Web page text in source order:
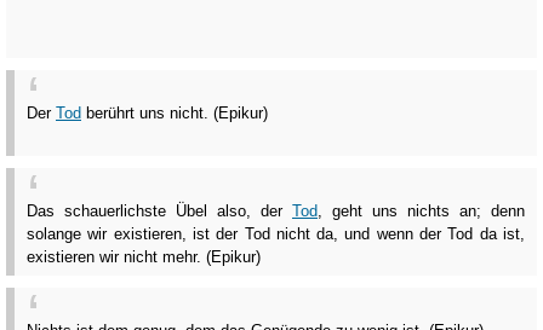
Der Tod berührt uns nicht. (Epikur)
Das schauerlichste Übel also, der Tod , geht uns nichts an; denn
solange wir existieren, ist der Tod nicht da, und wenn der Tod da ist,
existieren wir nicht mehr. (Epikur)